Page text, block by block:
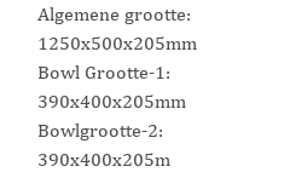
Algemene grootte:
1250x500x205mm
Bowl Grootte-1:
390x400x205mm
Bowlgrootte-2:
390x400x205m